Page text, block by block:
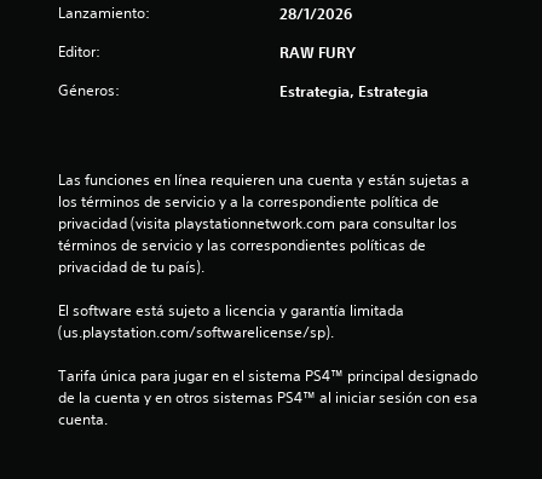
a
c
e
Lanzamiento: 28/1/2026
Editor: RAW FURY
Géneros: Estrategia, Estrategia
Las funciones en línea requieren una cuenta y están sujetas a
los términos de servicio y a la correspondiente política de
privacidad (visita playstationnetwork.com para consultar los
términos de servicio y las correspondientes políticas de
privacidad de tu país).
El software está sujeto a licencia y garantía limitada
(us.playstation.com/softwarelicense/sp).
Tarifa única para jugar en el sistema PS4™ principal designado
de la cuenta y en otros sistemas PS4™ al iniciar sesión con esa
cuenta.